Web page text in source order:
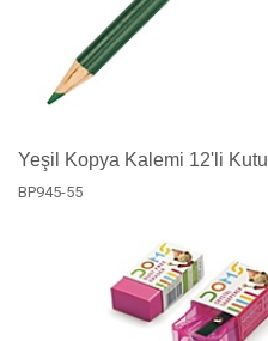
Yeşil Kopya Kalemi 12'li Kutu
BP945-55